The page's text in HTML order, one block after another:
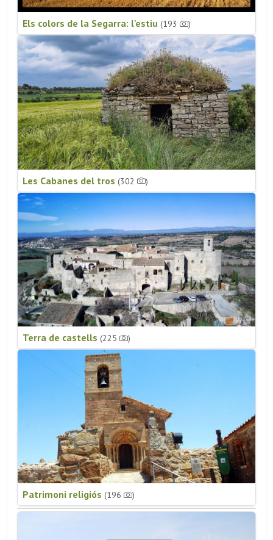
Els colors de la Segarra: l'estiu (193 )
Les Cabanes del tros (302 )
Terra de castells (225 )
Patrimoni religiós (196 )